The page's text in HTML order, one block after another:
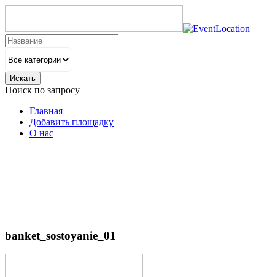
Искать
Поиск по запросу
Главная
Добавить площадку
О нас
banket_sostoyanie_01